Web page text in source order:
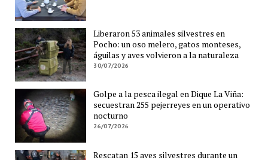
Liberaron 53 animales silvestres en
Pocho: un oso melero, gatos monteses,
águilas y aves volvieron a la naturaleza
30/07/2026
Golpe a la pesca ilegal en Dique La Viña:
secuestran 255 pejerreyes en un operativo
nocturno
26/07/2026
Rescatan 15 aves silvestres durante un